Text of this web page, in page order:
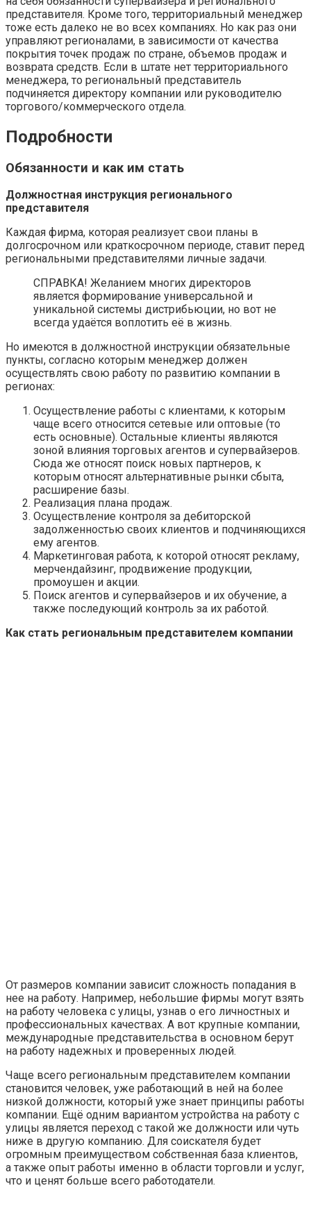
представителя. Кроме того, территориальный менеджер
тоже есть далеко не во всех компаниях. Но как раз они
управляют регионалами, в зависимости от качества
покрытия точек продаж по стране, объемов продаж и
возврата средств. Если в штате нет территориального
менеджера, то региональный представитель
подчиняется директору компании или руководителю
торгового/коммерческого отдела.
Подробности
Обязанности и как им стать
Должностная инструкция регионального
представителя
Каждая фирма, которая реализует свои планы в
долгосрочном или краткосрочном периоде, ставит перед
региональными представителями личные задачи.
СПРАВКА! Желанием многих директоров
является формирование универсальной и
уникальной системы дистрибьюции, но вот не
всегда удаётся воплотить её в жизнь.
Но имеются в должностной инструкции обязательные
пункты, согласно которым менеджер должен
осуществлять свою работу по развитию компании в
регионах:
Осуществление работы с клиентами, к которым
чаще всего относится сетевые или оптовые (то
есть основные). Остальные клиенты являются
зоной влияния торговых агентов и супервайзеров.
Сюда же относят поиск новых партнеров, к
которым относят альтернативные рынки сбыта,
расширение базы.
Реализация плана продаж.
Осуществление контроля за дебиторской
задолженностью своих клиентов и подчиняющихся
ему агентов.
Маркетинговая работа, к которой относят рекламу,
мерчендайзинг, продвижение продукции,
промоушен и акции.
Поиск агентов и супервайзеров и их обучение, а
также последующий контроль за их работой.
Как стать региональным представителем компании
От размеров компании зависит сложность попадания в
нее на работу. Например, небольшие фирмы могут взять
на работу человека с улицы, узнав о его личностных и
профессиональных качествах. А вот крупные компании,
международные представительства в основном берут
на работу надежных и проверенных людей.
Чаще всего региональным представителем компании
становится человек, уже работающий в ней на более
низкой должности, который уже знает принципы работы
компании. Ещё одним вариантом устройства на работу с
улицы является переход с такой же должности или чуть
ниже в другую компанию. Для соискателя будет
огромным преимуществом собственная база клиентов,
а также опыт работы именно в области торговли и услуг,
что и ценят больше всего работодатели.